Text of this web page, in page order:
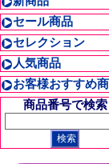
セール商品
セレクション
人気商品
お客様おすすめ
商品番号で検索